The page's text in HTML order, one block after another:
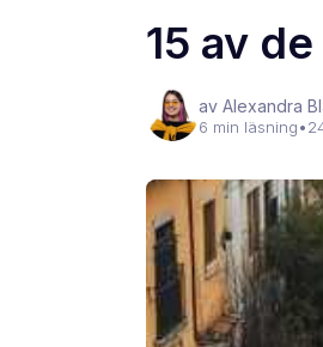
15 av
av Alexandra
6 min läsning•